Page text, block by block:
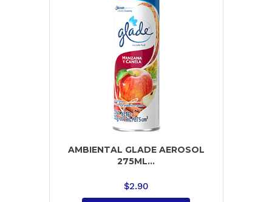
AMBIENTAL GLADE AEROSOL
275ML...
$2.90